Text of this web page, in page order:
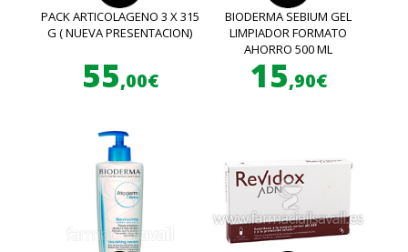
PACK ARTICOLAGENO 3 X 315
G ( NUEVA PRESENTACION)
55,00€
BIODERMA SEBIUM GEL
LIMPIADOR FORMATO
AHORRO 500 ML
15,90€